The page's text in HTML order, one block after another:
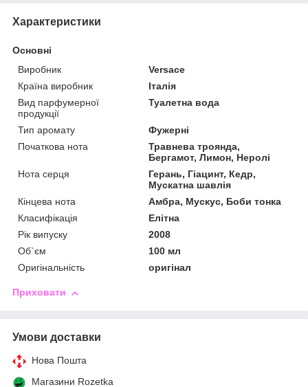
Характеристики
Основні
Виробник
Versace
Країна виробник
Італія
Вид парфумерної
продукції
Туалетна вода
Тип аромату
Фужерні
Початкова нота
Травнева троянда,
Бергамот, Лимон, Неролі
Нота серця
Герань, Гіацинт, Кедр,
Мускатна шавлія
Кінцева нота
Амбра, Мускус, Боби тонка
Класифікація
Елітна
Рік випуску
2008
Об`єм
100 мл
Оригінальність
оригінал
Приховати
Умови доставки
Нова Пошта
Магазини Rozetka